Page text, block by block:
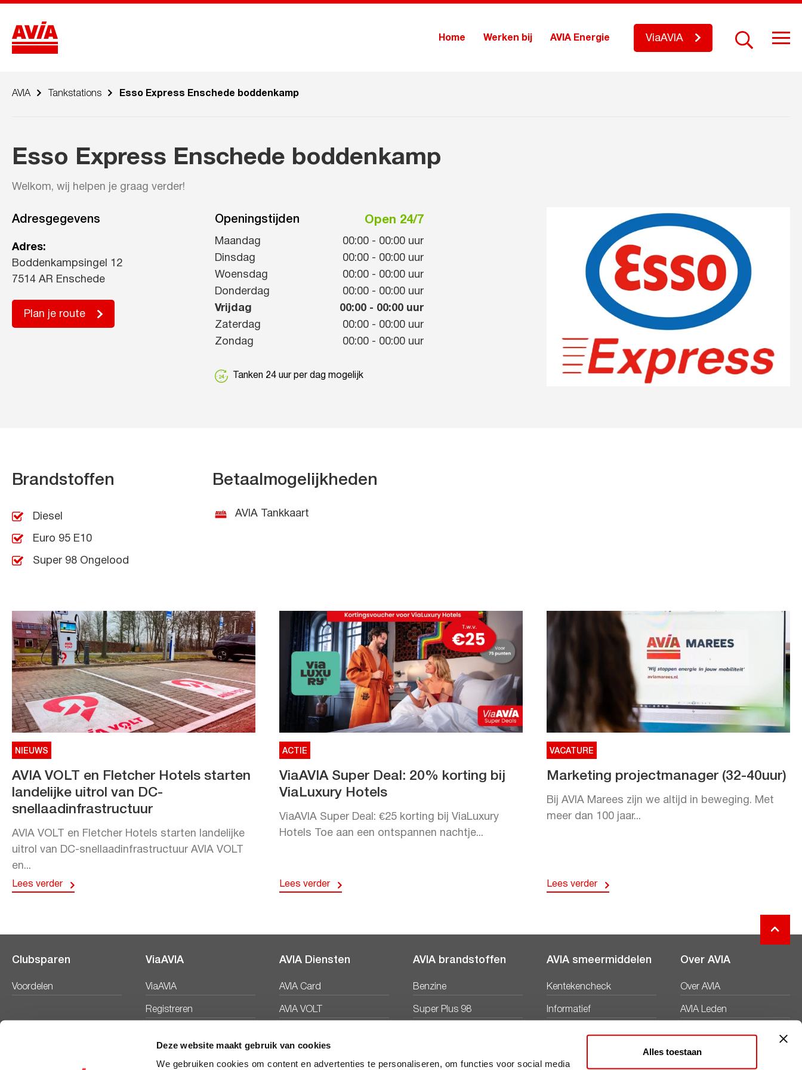
Deze website maakt gebruik van cookies
We gebruiken cookies om content en advertenties te personaliseren, om functies voor social media
Alles toestaan
Home Werken bij AVIA Energie ViaAVIA
AVIA Tankstations Esso Express Enschede boddenkamp
Esso Express Enschede boddenkamp
Welkom, wij helpen je graag verder!
Adresgegevens
Adres:
Boddenkampsingel 12
7514 AR Enschede
Plan je route
Openingstijden Open 24/7
Maandag 00:00 - 00:00 uur
Dinsdag
00:00 - 00:00 uur
Woensdag
00:00 - 00:00 uur
Donderdag
00:00 - 00:00 uur
Vrijdag
00:00 - 00:00 uur
Zaterdag
00:00 - 00:00 uur
Zondag
00:00 - 00:00 uur
Tanken 24 uur per dag mogelijk
Brandstoffen
Diesel
Euro 95 E10
Super 98 Ongelood
Betaalmogelijkheden
AVIA Tankkaart
NIEUWS
AVIA VOLT en Fletcher Hotels starten
landelijke uitrol van DC-
snellaadinfrastructuur
AVIA VOLT en Fletcher Hotels starten landelijke
uitrol van DC-snellaadinfrastructuur AVIA VOLT
en...
Lees verder
ACTIE
ViaAVIA Super Deal: 20% korting bij
ViaLuxury Hotels
ViaAVIA Super Deal: €25 korting bij ViaLuxury
Hotels Toe aan een ontspannen nachtje...
Lees verder
VACATURE
Marketing projectmanager (32-40uur)
Bij AVIA Marees zijn we altijd in beweging. Met
meer dan 100 jaar...
Lees verder
Clubsparen
Voordelen
ViaAVIA
ViaAVIA
Registreren
AVIA Diensten
AVIA Card
AVIA VOLT
AVIA brandstoffen
Benzine
Super Plus 98
AVIA smeermiddelen
Kentekencheck
Informatief
Over AVIA
Over AVIA
AVIA Leden
Duurzaamheid